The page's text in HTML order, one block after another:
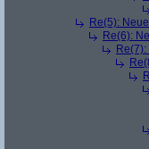
Re(5):
Re(6):